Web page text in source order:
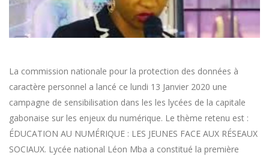
La commission nationale pour la protection des données à
caractère personnel a lancé ce lundi 13 Janvier 2020 une
campagne de sensibilisation dans les les lycées de la capitale
gabonaise sur les enjeux du numérique. Le thème retenu est :
ÉDUCATION AU NUMÉRIQUE : LES JEUNES FACE AUX RÉSEAUX
SOCIAUX. Lycée national Léon Mba a constitué la première